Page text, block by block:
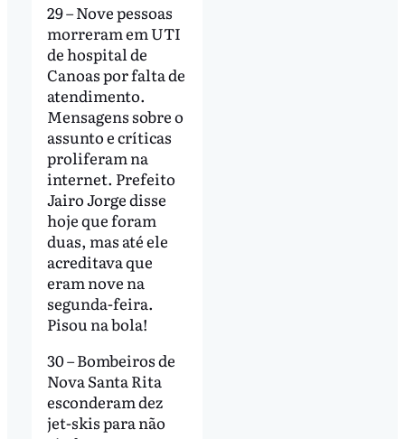
29 – Nove pessoas
morreram em UTI
de hospital de
Canoas por falta de
atendimento.
Mensagens sobre o
assunto e críticas
proliferam na
internet. Prefeito
Jairo Jorge disse
hoje que foram
duas, mas até ele
acreditava que
eram nove na
segunda-feira.
Pisou na bola!
30 – Bombeiros de
Nova Santa Rita
esconderam dez
jet-skis para não